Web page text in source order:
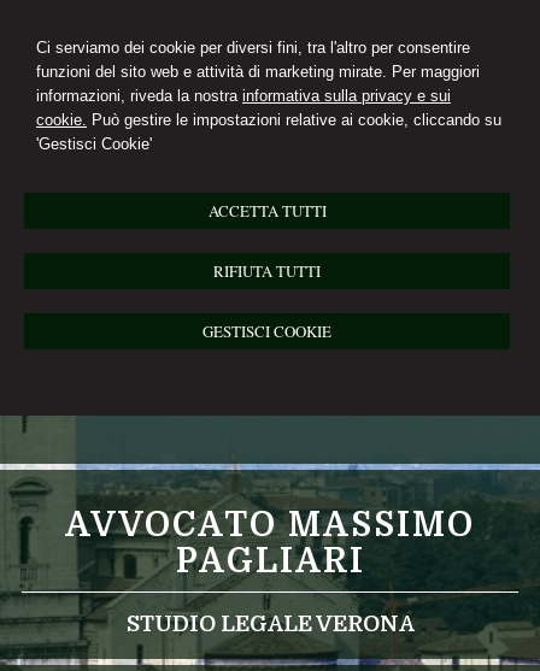
Ci serviamo dei cookie per diversi fini, tra l'altro per consentire
funzioni del sito web e attività di marketing mirate. Per maggiori
informazioni, riveda la nostra informativa sulla privacy e sui
cookie. Può gestire le impostazioni relative ai cookie, cliccando su
'Gestisci Cookie'
ACCETTA TUTTI
RIFIUTA TUTTI
GESTISCI COOKIE
AVVOCATO MASSIMO
PAGLIARI
STUDIO LEGALE VERONA